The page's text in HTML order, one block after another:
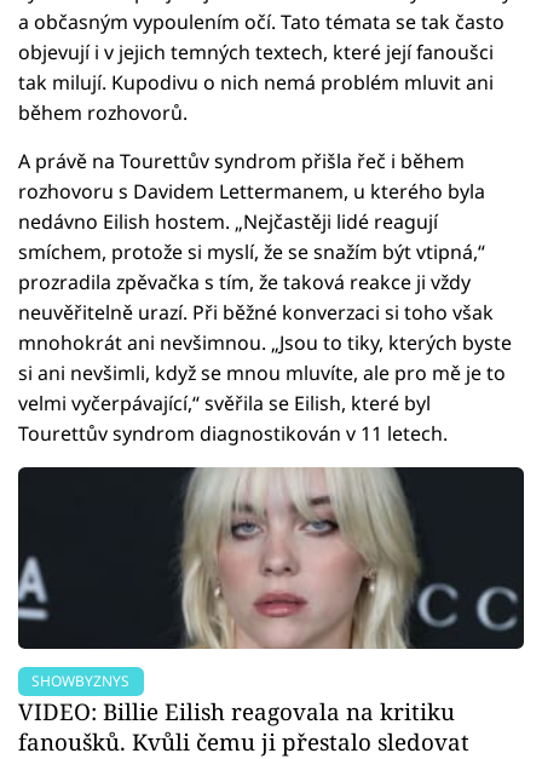
a občasným vypoulením očí. Tato témata se tak často
objevují i v jejich temných textech, které její fanoušci
tak milují. Kupodivu o nich nemá problém mluvit ani
během rozhovorů.
A právě na Tourettův syndrom přišla řeč i během
rozhovoru s Davidem Lettermanem, u kterého byla
nedávno Eilish hostem. „Nejčastěji lidé reagují
smíchem, protože si myslí, že se snažím být vtipná,“
prozradila zpěvačka s tím, že taková reakce ji vždy
neuvěřitelně urazí. Při běžné konverzaci si toho však
mnohokrát ani nevšimnou. „Jsou to tiky, kterých byste
si ani nevšimli, když se mnou mluvíte, ale pro mě je to
velmi vyčerpávající,“ svěřila se Eilish, které byl
Tourettův syndrom diagnostikován v 11 letech.
SHOWBYZNYS
VIDEO: Billie Eilish reagovala na kritiku
fanoušků. Kvůli čemu ji přestalo sledovat